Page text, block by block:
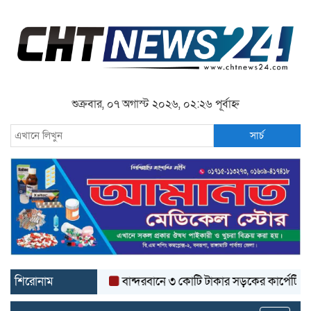
শুক্রবার, ০৭ অগাস্ট ২০২৬, ০২:২৬ পূর্বাহ্ন
সার্চ
শিরোনাম বান্দরবানে ৩ কোটি টাকার সড়কের কার্পেটিং উঠে